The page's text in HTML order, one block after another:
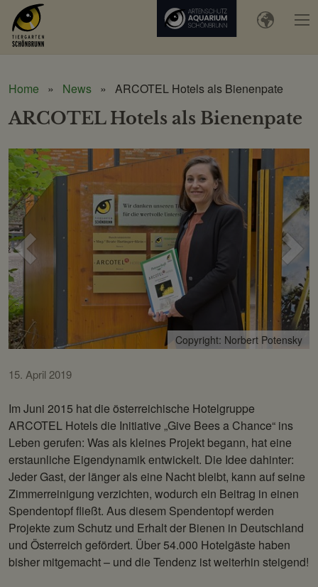
Home News ARCOTEL Hotels als Bienenpate
ARCOTEL Hotels als Bienenpate
Voriges
Bild Bild
Copyright: Norbert Potensky
Copyright: Norbert Potensky
15. April 2019
Im Juni 2015 hat die österreichische Hotelgruppe
ARCOTEL Hotels die Initiative „Give Bees a Chance“ ins
Leben gerufen: Was als kleines Projekt begann, hat eine
erstaunliche Eigendynamik entwickelt. Die Idee dahinter:
Jeder Gast, der länger als eine Nacht bleibt, kann auf seine
Zimmerreinigung verzichten, wodurch ein Beitrag in einen
Spendentopf fließt. Aus diesem Spendentopf werden
Projekte zum Schutz und Erhalt der Bienen in Deutschland
und Österreich gefördert. Über 54.000 Hotelgäste haben
bisher mitgemacht – und die Tendenz ist weiterhin steigend!